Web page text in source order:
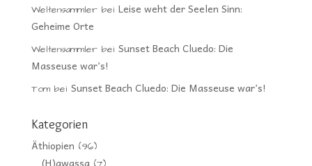
Weltensammlerbei Leise weht der Seelen Sinn:
Geheime Orte
Weltensammlerbei Sunset Beach Cluedo: Die
Masseuse war’s!
Tombei Sunset Beach Cluedo: Die Masseuse war’s!
Kategorien
Äthiopien (96)
(H)awassa